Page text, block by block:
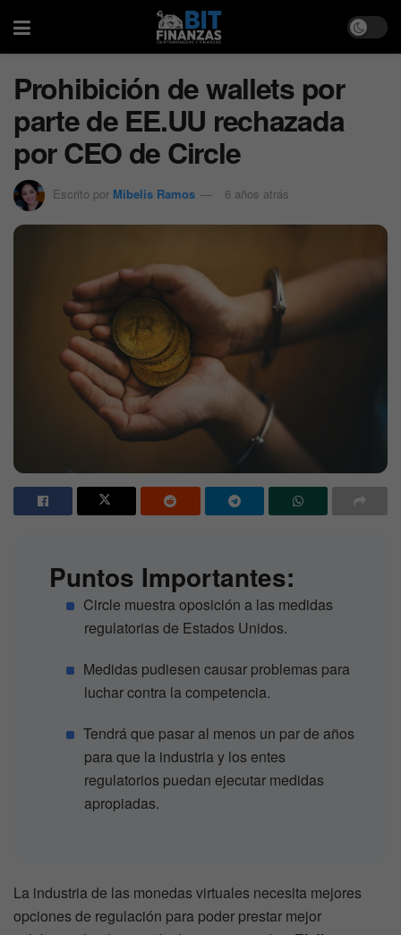
Prohibición de wallets por
parte de EE.UU rechazada
por CEO de Circle
Escrito por Mibelis Ramos 6 años atrás
Puntos Importantes:
Circle muestra oposición a las medidas
regulatorias de Estados Unidos.
Medidas pudiesen causar problemas para
luchar contra la competencia.
Tendrá que pasar al menos un par de años
para que la industria y los entes
regulatorios puedan ejecutar medidas
apropiadas.
La industria de las monedas virtuales necesita mejores
opciones de regulación para poder prestar mejor